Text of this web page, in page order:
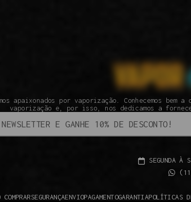
apaixonados por vaporização. Conhecemos
vaporização e, por isso, nos dedicamos a
SEGUNDA À
COMPRARSEGURANÇAENVIOPAGAMENTOGARANTIAPOLÍTICAS